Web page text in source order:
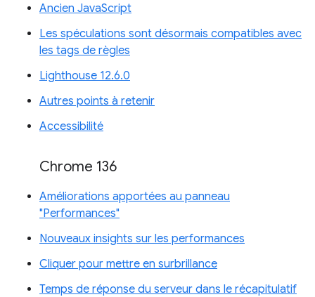
Ancien JavaScript
Les spéculations sont désormais compatibles avec
les tags de règles
Lighthouse 12.6.0
Autres points à retenir
Accessibilité
Chrome 136
Améliorations apportées au panneau
"Performances"
Nouveaux insights sur les performances
Cliquer pour mettre en surbrillance
Temps de réponse du serveur dans le récapitulatif